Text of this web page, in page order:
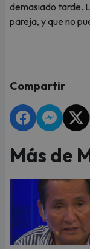
demasiado tarde.
pareja, y que no
Compartir
Más de